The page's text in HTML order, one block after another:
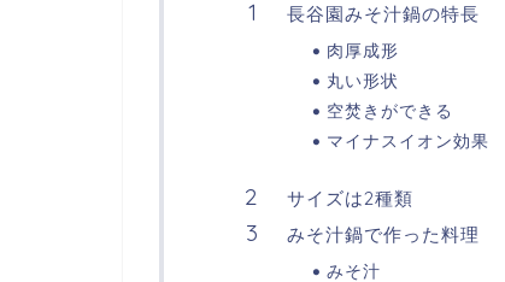
長谷園みそ汁鍋の特長
肉厚成形
丸い形状
空焚きができる
マイナスイオン効果
サイズは2種類
みそ汁鍋で作った料理
みそ汁